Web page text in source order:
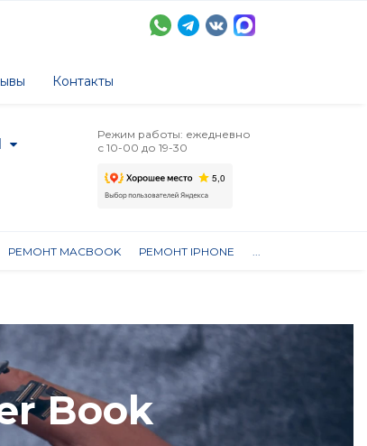
Контакты
Режим работы: ежедневно
с 10-00 до 19-30
РЕМОНТ MACBOOK РЕМОНТ IPHONE ...
Book